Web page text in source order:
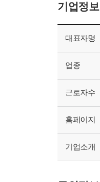
기업정보
대표자명
업종
근로자수
홈페이지
기업소개